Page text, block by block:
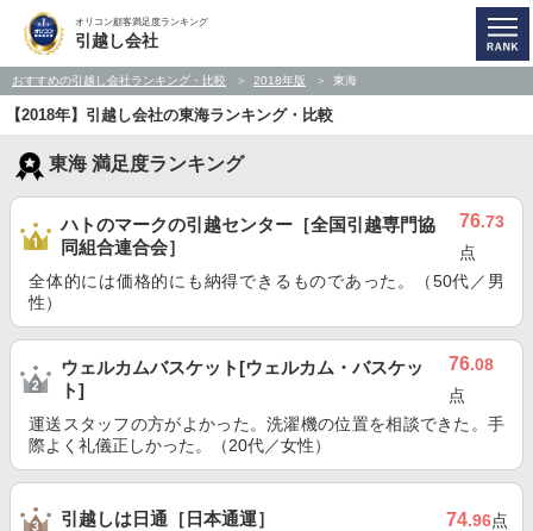
オリコン顧客満足度ランキング
引越し会社
おすすめの引越し会社ランキング・比較 2018年版 東海
【2018年】引越し会社の東海ランキング・比較
東海 満足度ランキング
ハトのマークの引越センター［全国引越専門協
同組合連合会］
76.73
点
全体的には価格的にも納得できるものであった。（50代／男
性）
ウェルカムバスケット[ウェルカム・バスケッ
ト]
76.08
点
運送スタッフの方がよかった。洗濯機の位置を相談できた。手
際よく礼儀正しかった。（20代／女性）
引越しは日通［日本通運］ 74.96点